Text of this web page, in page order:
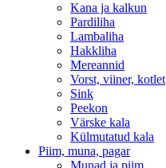
Kana ja kalkun
Pardiliha
Lambaliha
Hakkliha
Mereannid
Vorst, viiner, kotlet
Sink
Peekon
Värske kala
Külmutatud kala
Piim, muna, pagar
Munad ja piim